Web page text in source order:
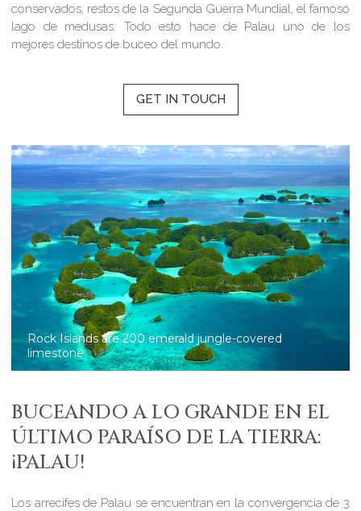
conservados, restos de la Segunda Guerra Mundial, el famoso
lago de medusas. Todo esto hace de Palau uno de los
mejores destinos de buceo del mundo.
GET IN TOUCH
Rock Islands are 200 emerald jungle-covered
limestone
BUCEANDO A LO GRANDE EN EL
ÚLTIMO PARAÍSO DE LA TIERRA:
¡PALAU!
Los arrecifes de Palau se encuentran en la convergencia de 3